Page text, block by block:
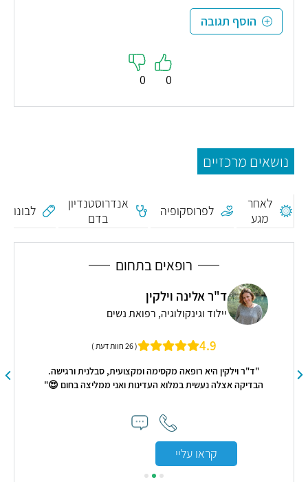
הוסף תגובה
0
0
נושאים מרכזיים
לאחר
מגע
מיני
לפרוסקופיה
אנדרוסטנדיון
בדם
רופאים בתחום
ד"ר אלינה וילקין
יילוד וגינקולוגיה, רפואת נשים
4.9 ( 26 חוות דעת )
"ד"ר וילקין היא רופאה מקסימה ומקצועית, סבלנית ורגישה.
הבדיקה אצלה נעשית במלוא העדינות ואני ממליצה בחום 😍"
קראו עליי